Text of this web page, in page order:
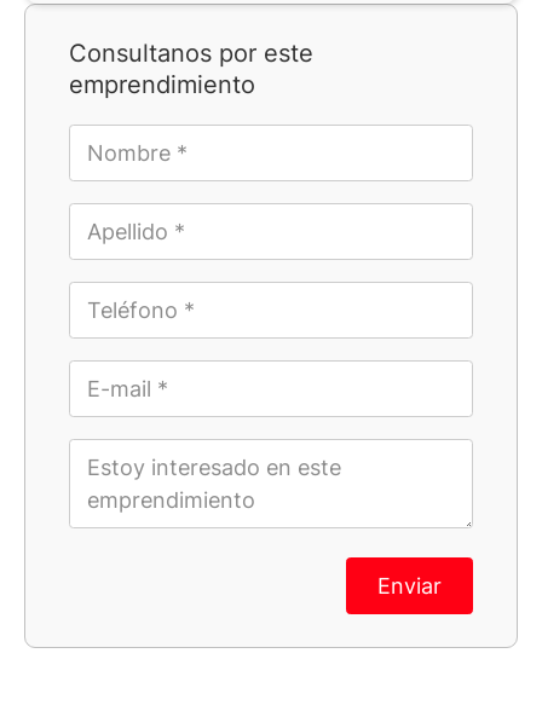
Consultanos por este
emprendimiento
Enviar